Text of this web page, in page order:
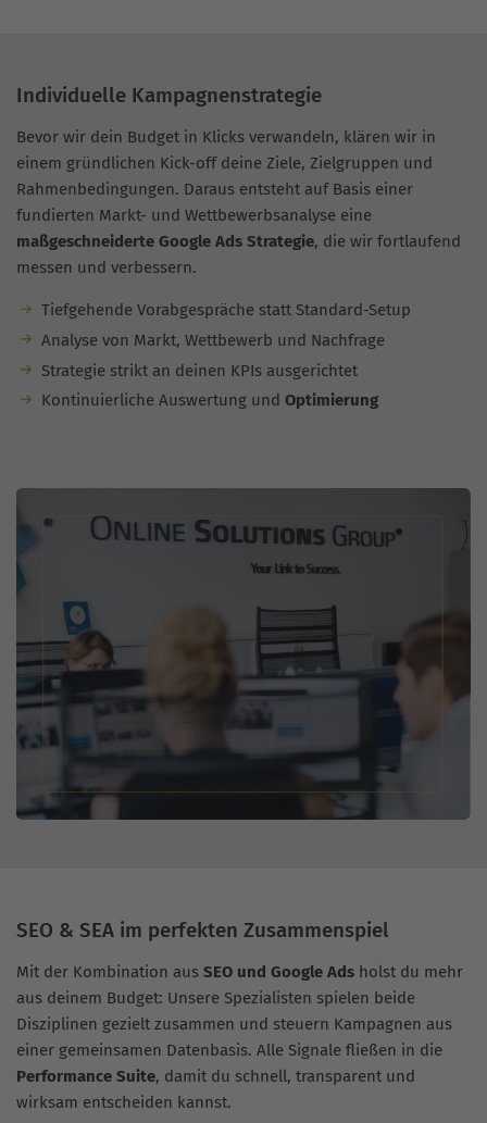
Individuelle Kampagnenstrategie
Bevor wir dein Budget in Klicks verwandeln, klären wir in
einem gründlichen Kick-off deine Ziele, Zielgruppen und
Rahmenbedingungen. Daraus entsteht auf Basis einer
fundierten Markt- und Wettbewerbsanalyse eine
maßgeschneiderte Google Ads Strategie, die wir fortlaufend
messen und verbessern.
Tiefgehende Vorabgespräche statt Standard-Setup
Analyse von Markt, Wettbewerb und Nachfrage
Strategie strikt an deinen KPIs ausgerichtet
Kontinuierliche Auswertung und Optimierung
SEO & SEA im perfekten Zusammenspiel
Mit der Kombination aus SEO und Google Ads holst du mehr
aus deinem Budget: Unsere Spezialisten spielen beide
Disziplinen gezielt zusammen und steuern Kampagnen aus
einer gemeinsamen Datenbasis. Alle Signale fließen in die
Performance Suite, damit du schnell, transparent und
wirksam entscheiden kannst.